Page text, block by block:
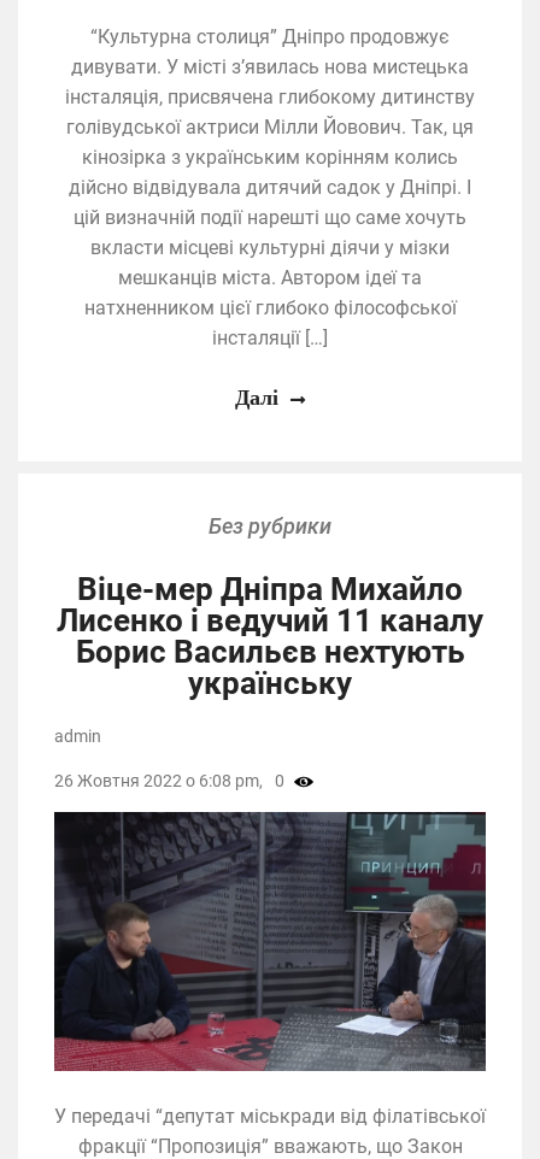
“Культурна столиця” Дніпро продовжує
дивувати. У місті з’явилась нова мистецька
інсталяція, присвячена глибокому дитинству
голівудської актриси Мілли Йовович. Так, ця
кінозірка з українським корінням колись
дійсно відвідувала дитячий садок у Дніпрі. І
цій визначній події нарешті що саме хочуть
вкласти місцеві культурні діячи у мізки
мешканців міста. Автором ідеї та
натхненником цієї глибоко філософської
інсталяції […]
Далі
Без рубрики
Віце-мер Дніпра Михайло
Лисенко і ведучий 11 каналу
Борис Васильєв нехтують
українську
У передачі “депутат міськради від філатівської
фракції “Пропозиція” вважають, що Закон
admin
26 Жовтня 2022 о 6:08 pm, 0